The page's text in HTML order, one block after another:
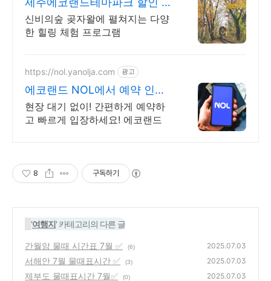
욕체험 말먹이주기
신비의숲 곶자왈에 펼쳐지는 다양
한 힐링 체험 프로그램
https://nol.yanolja.com 광고
에코랜드 NOL에서 예약 인기
레저 매일 상시 할인
현장 대기 없이! 간편하게 예약하
고 빠르게 입장하세요! 에코랜드
8 구독하기
'여행지' 카테고리의 다른 글
간월암 물때 시간표 7월 ✅ (6) 2025.07.03
서해안 7월 물때표시간 ✅ (3) 2025.07.03
제부도 물때표시간 7월✅ (0) 2025.07.03